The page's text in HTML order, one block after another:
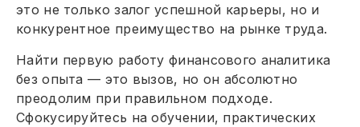
это не только залог успешной карьеры, но и
конкурентное преимущество на рынке труда.
Найти первую работу финансового аналитика
без опыта — это вызов, но он абсолютно
преодолим при правильном подходе.
Сфокусируйтесь на обучении, практических